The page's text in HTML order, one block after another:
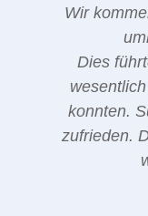
Wir
Dies
konnten.
zufrieden.